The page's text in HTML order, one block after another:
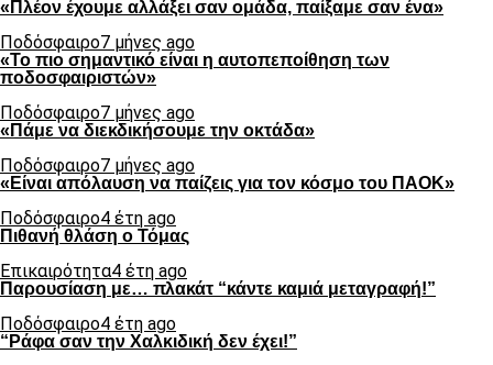
«Πλέον έχουμε αλλάξει σαν ομάδα, παίξαμε σαν ένα»
Ποδόσφαιρο7 μήνες ago
«Το πιο σημαντικό είναι η αυτοπεποίθηση των
ποδοσφαιριστών»
Ποδόσφαιρο7 μήνες ago
«Πάμε να διεκδικήσουμε την οκτάδα»
Ποδόσφαιρο7 μήνες ago
«Είναι απόλαυση να παίζεις για τον κόσμο του ΠΑΟΚ»
Ποδόσφαιρο4 έτη ago
Πιθανή θλάση ο Τόμας
Επικαιρότητα4 έτη ago
Παρουσίαση με… πλακάτ “κάντε καμιά μεταγραφή!”
Ποδόσφαιρο4 έτη ago
“Ράφα σαν την Χαλκιδική δεν έχει!”